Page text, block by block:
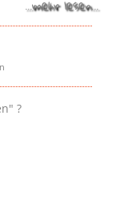
...mehr lesen...
?